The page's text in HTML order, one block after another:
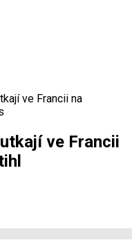
ve Francii na
ve Francii